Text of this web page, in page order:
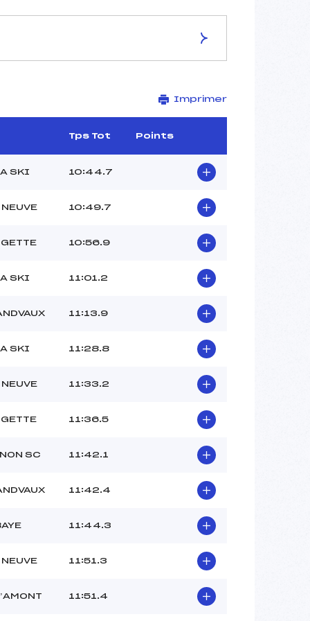
–
3 km
Imprimer
Tps Tot Points
SKI 10:44.7
10:49.7
10:56.9
SKI 11:01.2
11:13.9
SKI 11:28.8
11:33.2
11:36.5
SC 11:42.1
11:42.4
11:44.3
11:51.3
11:51.4